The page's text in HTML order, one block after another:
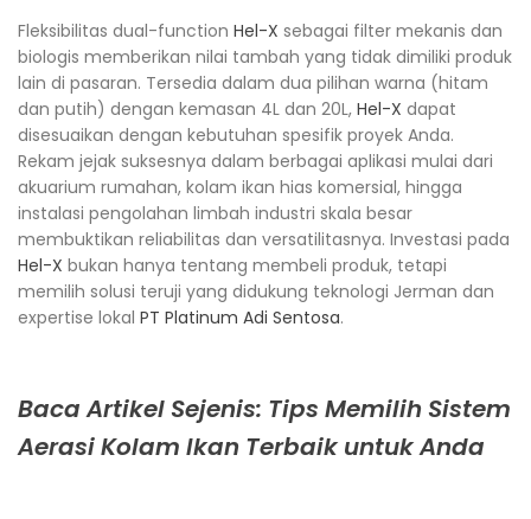
Fleksibilitas dual-function Hel-X sebagai filter mekanis dan
biologis memberikan nilai tambah yang tidak dimiliki produk
lain di pasaran. Tersedia dalam dua pilihan warna (hitam
dan putih) dengan kemasan 4L dan 20L, Hel-X dapat
disesuaikan dengan kebutuhan spesifik proyek Anda.
Rekam jejak suksesnya dalam berbagai aplikasi mulai dari
akuarium rumahan, kolam ikan hias komersial, hingga
instalasi pengolahan limbah industri skala besar
membuktikan reliabilitas dan versatilitasnya. Investasi pada
Hel-X bukan hanya tentang membeli produk, tetapi
memilih solusi teruji yang didukung teknologi Jerman dan
expertise lokal PT Platinum Adi Sentosa.​
Baca Artikel Sejenis: Tips Memilih Sistem
Aerasi Kolam Ikan Terbaik untuk Anda